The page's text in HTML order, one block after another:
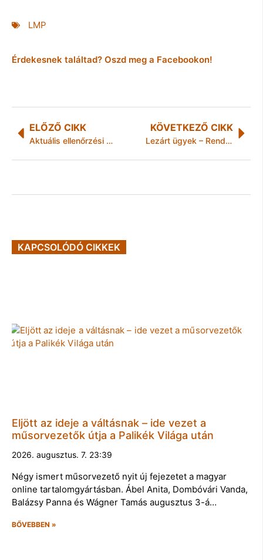
LMP
Érdekesnek találtad? Oszd meg a Facebookon!
ELŐZŐ CIKK
Aktuális ellenőrzési célirányok a NAV-nál
KÖVETKEZŐ CIKK
Lezárt ügyek – Rendőrségi pont az „avasi” emberölés végére
KAPCSOLÓDÓ CIKKEK
Eljött az ideje a váltásnak – ide vezet a
műsorvezetők útja a Palikék Világa után
2026. augusztus. 7. 23:39
Négy ismert műsorvezető nyit új fejezetet a magyar
online tartalomgyártásban. Ábel Anita, Dombóvári Vanda,
Balázsy Panna és Wágner Tamás augusztus 3-á…
BŐVEBBEN »